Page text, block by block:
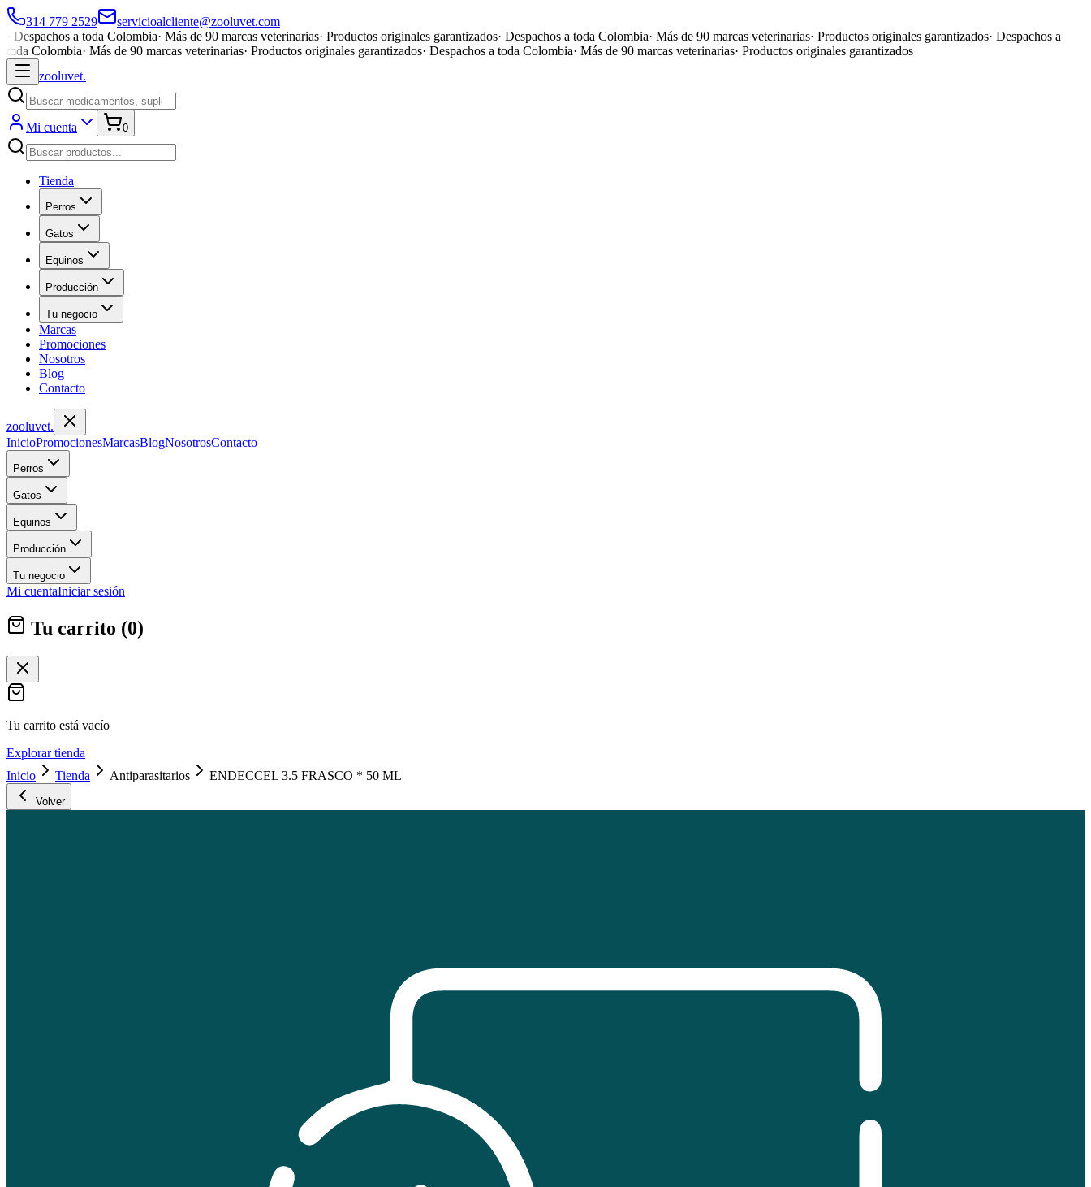
314 779 2529
servicioalcliente@zooluvet.com
Despachos a toda Colombia· Más de 90 marcas veterinarias· Productos originales garantizados· Despachos a toda Colombia· Más de 90 marcas veterinarias· Productos originales garantizados· Despachos a
toda Colombia· Más de 90 marcas veterinarias· Productos originales garantizados· Despachos a toda Colombia· Más de 90 marcas veterinarias· Productos originales garantizados
zooluvet.
Mi cuenta 0
Tienda
Perros
Gatos
Equinos
Producción
Tu negocio
Marcas
Promociones
Nosotros
Blog
Contacto
zooluvet.
InicioPromocionesMarcasBlogNosotrosContacto
Perros
Gatos
Equinos
Producción
Tu negocio
Mi cuentaIniciar sesión
Tu carrito (0)
Tu carrito está vacío
Explorar tienda
Inicio
Tienda Antiparasitarios ENDECCEL 3.5 FRASCO * 50 ML
Volver